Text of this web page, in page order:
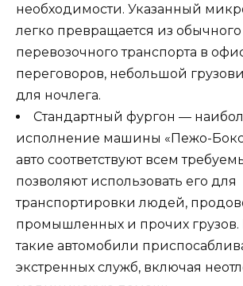
необходимости. Указанный
легко превращается из обычного
перевозочного транспорта в
переговоров, небольшой
для ночлега.
Стандартный фургон —
исполнение машины «Пежо-
авто соответствуют всем
позволяют использовать его для
транспортировки людей,
промышленных и прочих грузов.
такие автомобили
экстренных служб, включая